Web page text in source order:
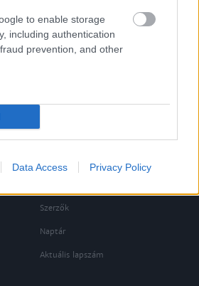
to enable storage
including authentication
prevention, and other
Data Access Privacy Policy
AZ OLDAL TETEJÉRE
Szerzők
Naptár
Aktuális lapszám